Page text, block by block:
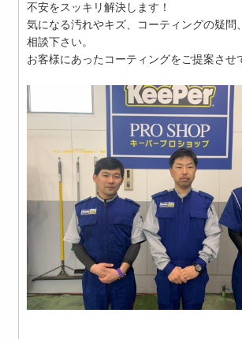
不安をスッキリ解決します！
気になる汚れやキズ、コーティングの疑問
相談下さい。
お客様にあったコーティングをご提案させ